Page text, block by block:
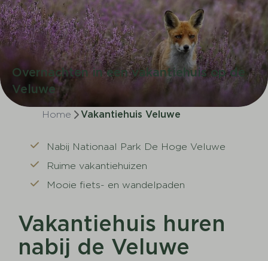
Overnachten in een vakantiehuis op de
Veluwe
Home Vakantiehuis Veluwe
Nabij Nationaal Park De Hoge Veluwe
Ruime vakantiehuizen
Mooie fiets- en wandelpaden
Vakantiehuis huren
nabij de Veluwe